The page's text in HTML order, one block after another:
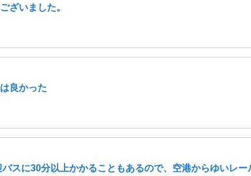
ざいました。
良かった
スに30分以上かかることもあるので、空港からゆいレ